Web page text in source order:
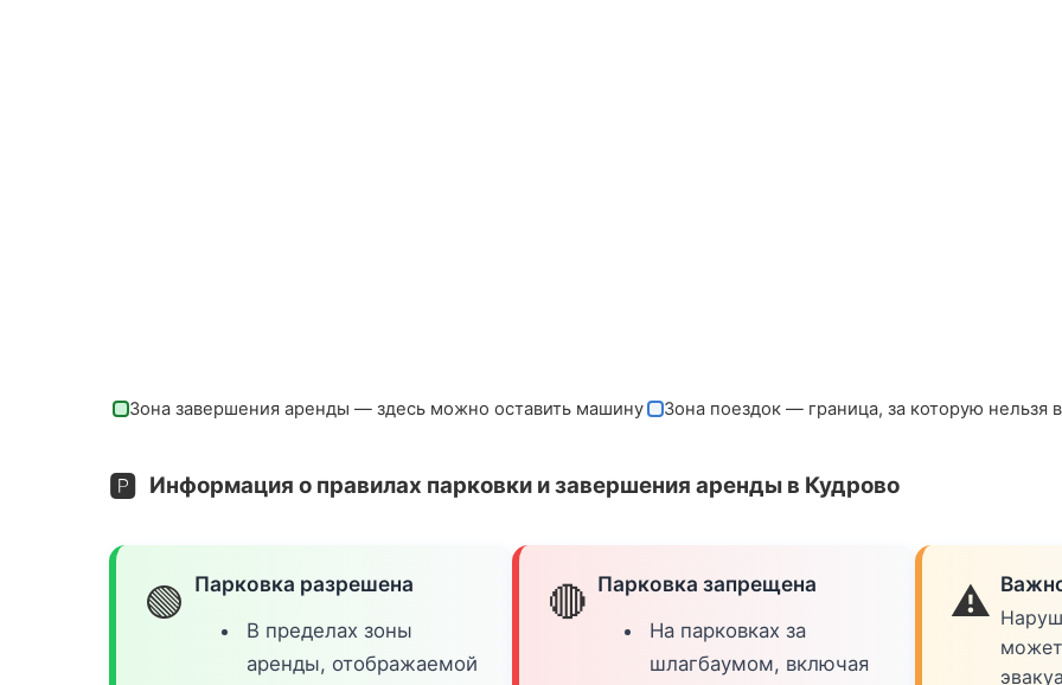
Зона завершения аренды — здесь можно оставить машину Зона поездок — граница, за которую нельзя
🅿️ Информация о правилах парковки и завершения аренды в Кудрово
🟢 Парковка разрешена
В пределах зоны
аренды, отображаемой
🔴 Парковка запрещена
На парковках за
шлагбаумом, включая
⚠️